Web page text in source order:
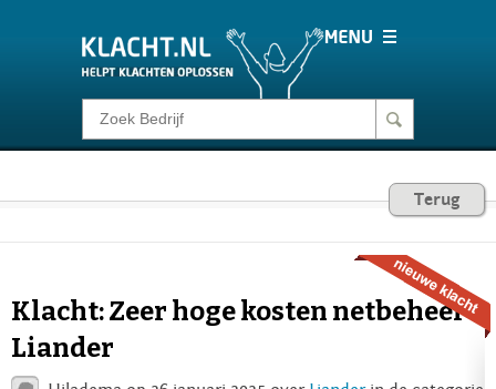
Klacht melden
Consumentenrecht Terug
Klacht: Zeer hoge kosten netbeheer
Liander